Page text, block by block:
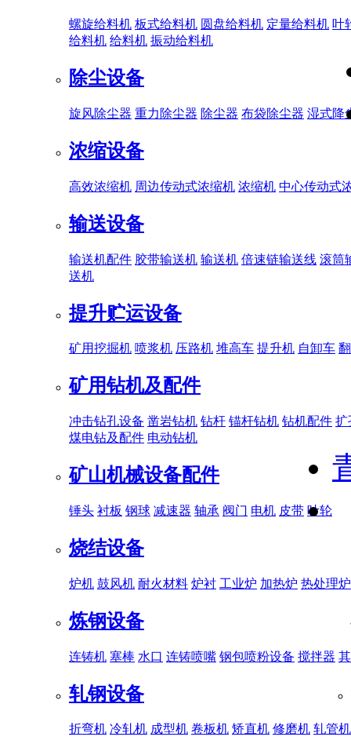
螺旋给料机 板式给料机 圆盘给料机 定量给料机 叶
给料机 给料机 振动给料机
除尘设备
旋风除尘器 重力除尘器 除尘器 布袋除尘器 湿式降
浓缩设备
高效浓缩机 周边传动式浓缩机 浓缩机 中心传动式
输送设备
输送机配件 胶带输送机 输送机 倍速链输送线 滚筒
送机
提升贮运设备
矿用挖掘机 喷浆机 压路机 堆高车 提升机 自卸车
矿用钻机及配件
冲击钻孔设备 凿岩钻机 钻杆 锚杆钻机 钻机配件 扩
煤电钻及配件 电动钻机
矿山机械设备配件
锤头 衬板 钢球 减速器 轴承 阀门 电机 皮带 叶轮
烧结设备
炉机 鼓风机 耐火材料 炉衬 工业炉 加热炉 热处理炉
炼钢设备
连铸机 塞棒 水口 连铸喷嘴 钢包喷粉设备 搅拌器
轧钢设备
折弯机 冷轧机 成型机 卷板机 矫直机 修磨机 轧管机